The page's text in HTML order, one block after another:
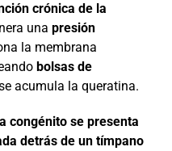
crónica de la
una presión
la membrana
bolsas de
acumula la queratina.
congénito se presenta
detrás de un tímpano